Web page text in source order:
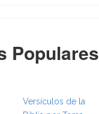
}}
Populares
Versículos de la